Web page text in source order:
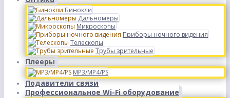
Бинокли
Дальномеры
Микроскопы
Приборы ночного видения
Телескопы
Трубы зрительные
Плееры
MP3/MP4/PS
Подавители связи
Профессиональное Wi-Fi оборудование